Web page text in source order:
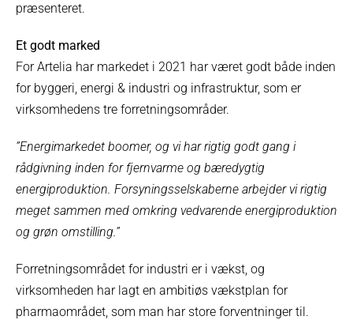
præsenteret.
Et godt marked
For Artelia har markedet i 2021 har været godt både inden
for byggeri, energi & industri og infrastruktur, som er
virksomhedens tre forretningsområder.
”Energimarkedet boomer, og vi har rigtig godt gang i
rådgivning inden for fjernvarme og bæredygtig
energiproduktion. Forsyningsselskaberne arbejder vi rigtig
meget sammen med omkring vedvarende energiproduktion
og grøn omstilling.”
Forretningsområdet for industri er i vækst, og
virksomheden har lagt en ambitiøs vækstplan for
pharmaområdet, som man har store forventninger til.